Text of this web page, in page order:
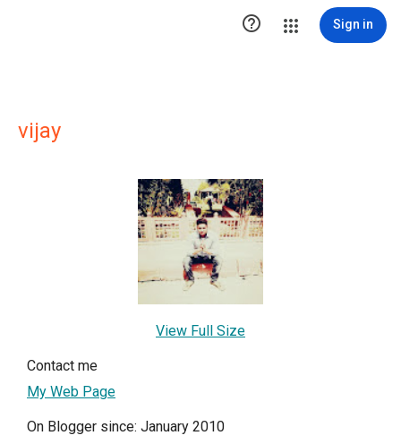
 Sign in
vijay
View Full Size
Contact me
My Web Page
On Blogger since: January 2010